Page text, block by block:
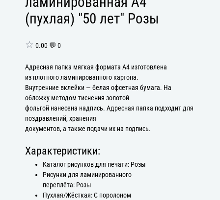
(пухлая) "50 лет" Розы
☆ 0.00 💬 0
Адресная папка мягкая формата А4 изготовлена
из плотного ламинированного картона.
Внутренние вклейки — белая офсетная бумага. На
обложку методом тиснения золотой
фольгой нанесена надпись. Адресная папка подходит для
поздравлений, хранения
документов, а также подачи их на подпись.
Характеристики:
Каталог рисунков для печати: Розы
Рисунки для ламинированного
переплёта: Розы
Пухлая/Жёсткая: С поролоном